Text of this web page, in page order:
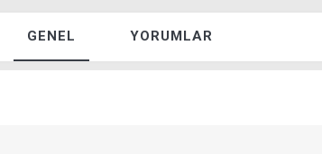
GENEL YORUMLAR